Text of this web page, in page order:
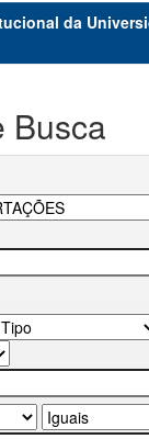
da
Busca